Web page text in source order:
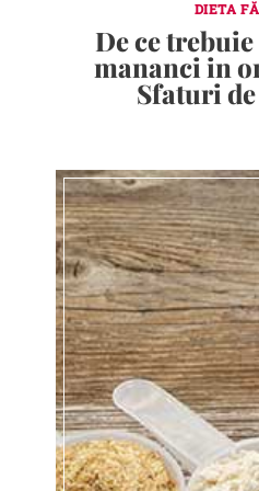
DIETA
De ce
mananci in
Sfaturi